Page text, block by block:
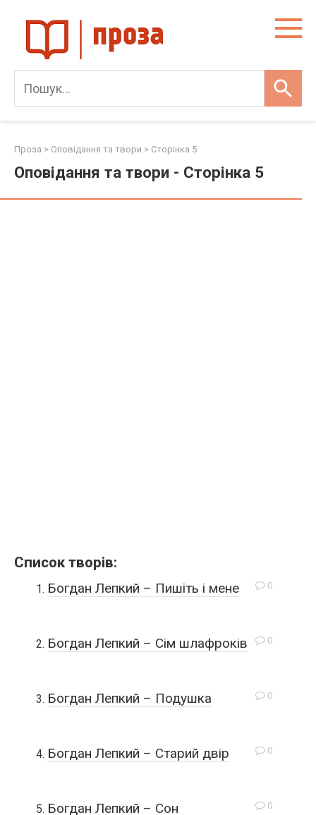
content
Проза > Оповідання та твори > Сторінка 5
Оповідання та твори - Сторінка 5
Список творів:
0
Богдан Лепкий – Пишіть і мене
0
Богдан Лепкий – Сім шлафроків
0
Богдан Лепкий – Подушка
0
Богдан Лепкий – Старий двір
0
Богдан Лепкий – Сон